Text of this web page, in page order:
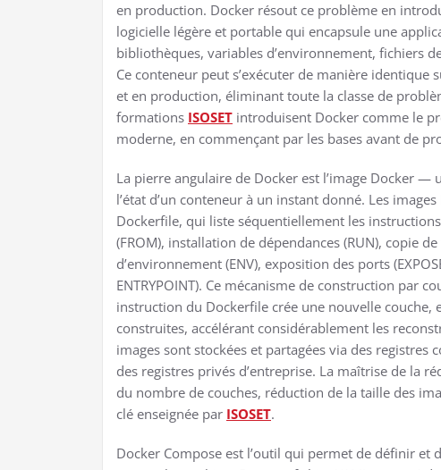
en production. Docker résout ce problème en
logicielle légère et portable qui encapsule une
bibliothèques, variables d’environnement, fichiers
Ce conteneur peut s’exécuter de manière
et en production, éliminant toute la classe de
formations ISOSET introduisent Docker comme le
moderne, en commençant par les bases avant de
La pierre angulaire de Docker est l’image Docker
l’état d’un conteneur à un instant donné. Les
Dockerfile, qui liste séquentiellement les
(FROM), installation de dépendances (RUN), copie
d’environnement (ENV), exposition des ports
ENTRYPOINT). Ce mécanisme de construction par
instruction du Dockerfile crée une nouvelle couche,
construites, accélérant considérablement les
images sont stockées et partagées via des
des registres privés d’entreprise. La maîtrise de la
du nombre de couches, réduction de la taille des
clé enseignée par ISOSET.
Docker Compose est l’outil qui permet de définir